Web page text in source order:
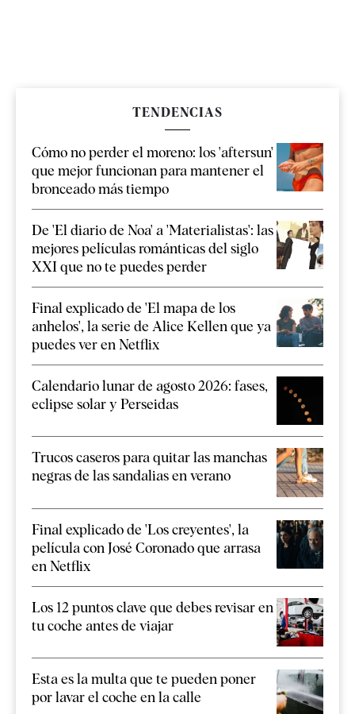
TENDENCIAS
Cómo no perder el moreno: los 'aftersun'
que mejor funcionan para mantener el
bronceado más tiempo
De 'El diario de Noa' a 'Materialistas': las
mejores películas románticas del siglo
XXI que no te puedes perder
Final explicado de 'El mapa de los
anhelos', la serie de Alice Kellen que ya
puedes ver en Netflix
Calendario lunar de agosto 2026: fases,
eclipse solar y Perseidas
Trucos caseros para quitar las manchas
negras de las sandalias en verano
Final explicado de 'Los creyentes', la
película con José Coronado que arrasa
en Netflix
Los 12 puntos clave que debes revisar en
tu coche antes de viajar
Esta es la multa que te pueden poner
por lavar el coche en la calle